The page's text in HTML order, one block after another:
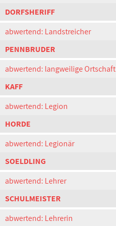
DORFSHERIFF
abwertend: Landstreicher
PENNBRUDER
abwertend: langweilige Ortschaft
KAFF
abwertend: Legion
HORDE
abwertend: Legionär
SOELDLING
abwertend: Lehrer
SCHULMEISTER
abwertend: Lehrerin